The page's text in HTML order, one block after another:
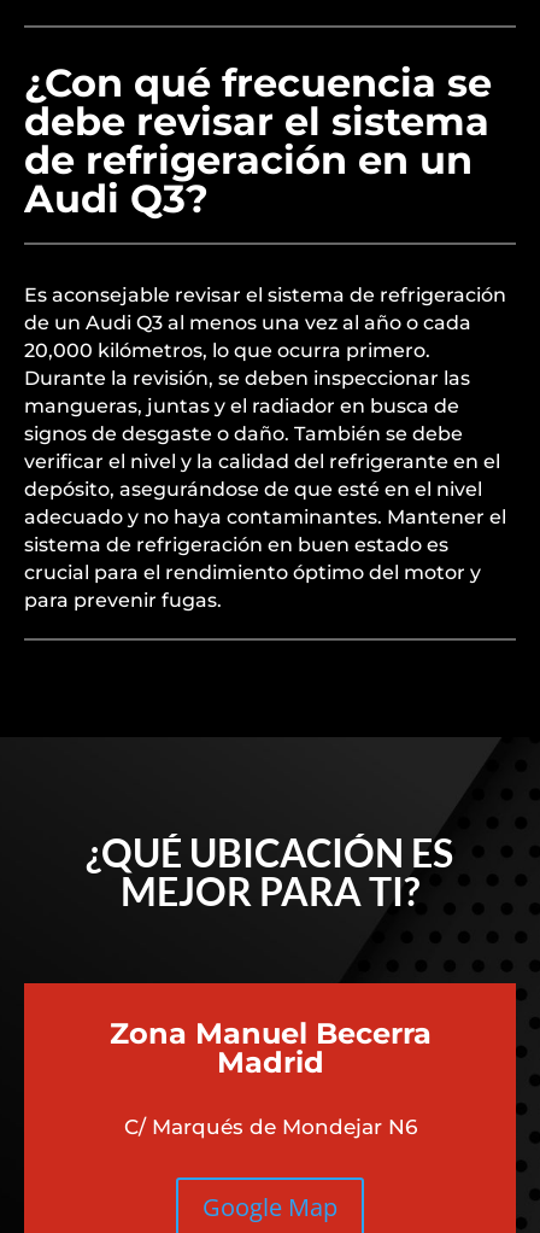
¿Con qué frecuencia se
debe revisar el sistema
de refrigeración en un
Audi Q3?
Es aconsejable revisar el sistema de refrigeración
de un Audi Q3 al menos una vez al año o cada
20,000 kilómetros, lo que ocurra primero.
Durante la revisión, se deben inspeccionar las
mangueras, juntas y el radiador en busca de
signos de desgaste o daño. También se debe
verificar el nivel y la calidad del refrigerante en el
depósito, asegurándose de que esté en el nivel
adecuado y no haya contaminantes. Mantener el
sistema de refrigeración en buen estado es
crucial para el rendimiento óptimo del motor y
para prevenir fugas.
¿QUÉ UBICACIÓN ES
MEJOR PARA TI?
Zona Manuel Becerra
Madrid
C/ Marqués de Mondejar N6
Google Map